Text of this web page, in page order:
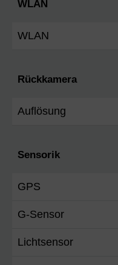
WLAN
WLAN
Rückkamera
Auflösung
Sensorik
GPS
G-Sensor
Lichtsensor